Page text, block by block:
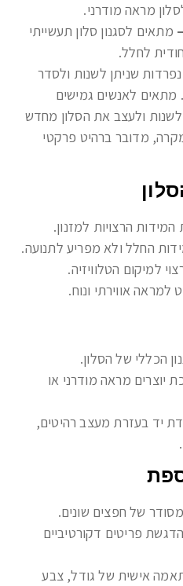
מראה מודרני.
מתאים לסגנון סלון תעשייתי
לחלל.
נפרדות שניתן לשנות ולסדר
לאנשים גמישים
ולעצב את הסלון מחדש
מדובר ברהיט פרקטי
הרצויות למזנון.
החלל ולא מפריע לתנועה.
למיקום הטלוויזיה.
למראה אווירתי ונוח.
הכללי של הסלון.
יוצרים מראה מודרני או
יד בעזרת מעצב רהיטים,
של חפצים שונים.
פריטים דקורטיביים
אישית של גודל, צבע